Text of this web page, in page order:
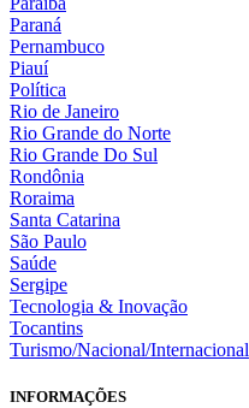
Paraná
Pernambuco
Piauí
Política
Rio de Janeiro
Rio Grande do Norte
Rio Grande Do Sul
Rondônia
Roraima
Santa Catarina
São Paulo
Saúde
Sergipe
Tecnologia & Inovação
Tocantins
Turismo/Nacional/Internacional
INFORMAÇÕES